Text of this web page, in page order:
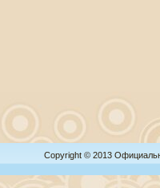
Copyright © 2013